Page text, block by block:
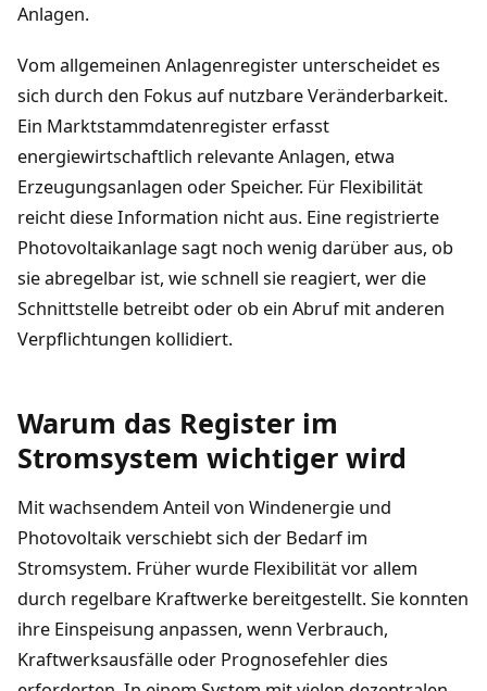
Anlagen.
Vom allgemeinen Anlagenregister unterscheidet es
sich durch den Fokus auf nutzbare Veränderbarkeit.
Ein Marktstammdatenregister erfasst
energiewirtschaftlich relevante Anlagen, etwa
Erzeugungsanlagen oder Speicher. Für Flexibilität
reicht diese Information nicht aus. Eine registrierte
Photovoltaikanlage sagt noch wenig darüber aus, ob
sie abregelbar ist, wie schnell sie reagiert, wer die
Schnittstelle betreibt oder ob ein Abruf mit anderen
Verpflichtungen kollidiert.
Warum das Register im
Stromsystem wichtiger wird
Mit wachsendem Anteil von Windenergie und
Photovoltaik verschiebt sich der Bedarf im
Stromsystem. Früher wurde Flexibilität vor allem
durch regelbare Kraftwerke bereitgestellt. Sie konnten
ihre Einspeisung anpassen, wenn Verbrauch,
Kraftwerksausfälle oder Prognosefehler dies